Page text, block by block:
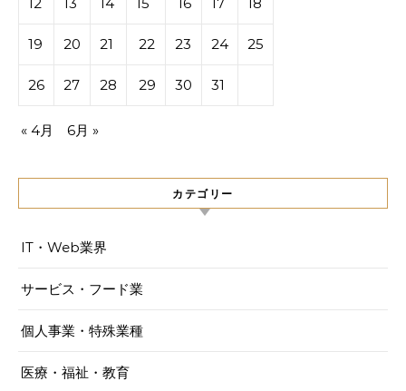
19 20 21 22 23 24 25
26 27 28 29 30 31
« 4月 6月 »
カテゴリー
IT・Web業界
サービス・フード業
個人事業・特殊業種
医療・福祉・教育